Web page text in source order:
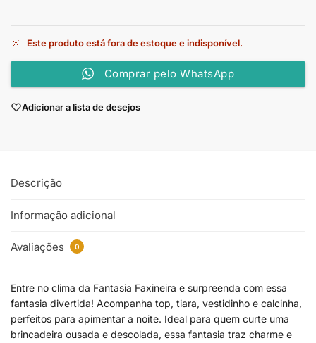
Este produto está fora de estoque e indisponível.
Comprar pelo WhatsApp
Adicionar a lista de desejos
Descrição
Informação adicional
Avaliações 0
Entre no clima da Fantasia Faxineira e surpreenda com essa
fantasia divertida! Acompanha top, tiara, vestidinho e calcinha,
perfeitos para apimentar a noite. Ideal para quem curte uma
brincadeira ousada e descolada, essa fantasia traz charme e